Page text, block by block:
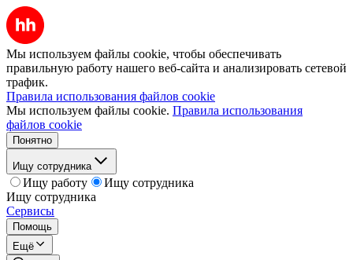
Мы используем файлы cookie, чтобы обеспечивать
правильную работу нашего веб-сайта и анализировать сетевой
трафик.
Правила использования файлов cookie
Мы используем файлы cookie. Правила использования
файлов cookie
Понятно
Ищу сотрудника
Ищу работу
Ищу сотрудника
Ищу сотрудника
Сервисы
Помощь
Ещё